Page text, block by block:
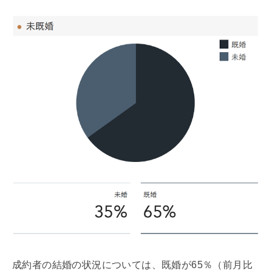
成約者の結婚の状況については、既婚が65％（前月比